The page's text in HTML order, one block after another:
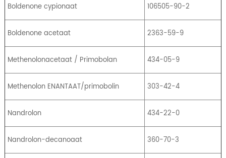
Boldenone cypionaat 106505-90-2
Boldenone acetaat 2363-59-9
Methenolonacetaat / Primobolan 434-05-9
Methenolon ENANTAAT/primobolin 303-42-4
Nandrolon 434-22-0
Nandrolon-decanoaat 360-70-3